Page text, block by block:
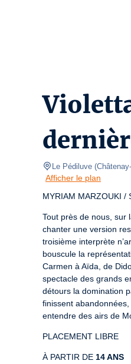
Le Pédiluve (
Afficher le plan
MYRIAM MARZOUKI /
Tout près de nous, sur
chanter une version
troisième interprète
bouscule la
Carmen à Aïda, de
spectacle des grands
détours la domination
finissent
entendre des airs de
PLACEMENT LIBRE
À PARTIR DE 14 ANS